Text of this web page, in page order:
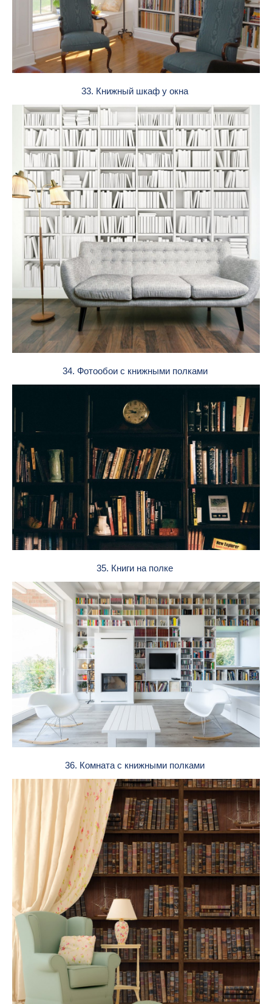
33. Книжный шкаф у окна
34. Фотообои с книжными полками
35. Книги на полке
36. Комната с книжными полками